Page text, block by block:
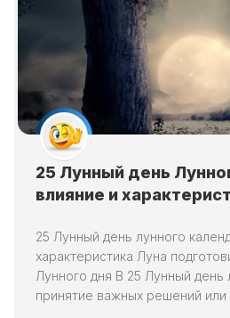
25 Лунный день
влияние и
25 Лунный день лунного
характеристика Луна
Лунного дня В 25 Лунный день
принятие важных решений или